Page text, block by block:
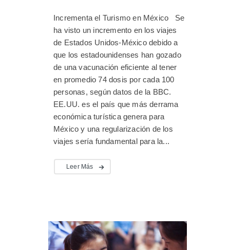
Incrementa el Turismo en México Se
ha visto un incremento en los viajes
de Estados Unidos-México debido a
que los estadounidenses han gozado
de una vacunación eficiente al tener
en promedio 74 dosis por cada 100
personas, según datos de la BBC.
EE.UU. es el país que más derrama
económica turística genera para
México y una regularización de los
viajes sería fundamental para la...
Leer Más